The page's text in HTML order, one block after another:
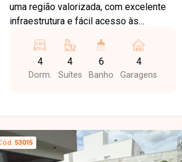
uma região valorizada, com excelente
infraestrutura e fácil acesso às
oferece tranquilidade, além de estar
próximo a escolas, supermercados,
comércios e diversos serviços,
excelente distribuição dos espaços e
acabamento de alto padrão. No primeiro
4
Dorm.
4
Suítes
6
Banho
4
Garagens
53015